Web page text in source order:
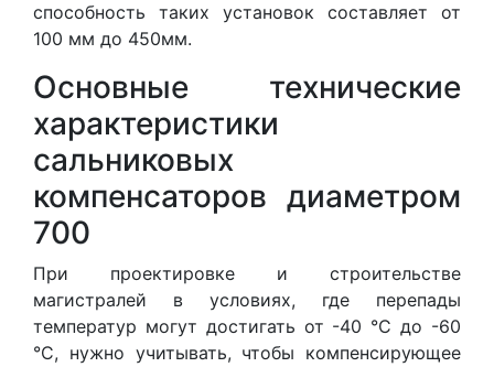
способность таких установок составляет от
100 мм до 450мм.
Основные технические
характеристики
сальниковых
компенсаторов диаметром
700
При проектировке и строительстве
магистралей в условиях, где перепады
температур могут достигать от -40 °С до -60
°С, нужно учитывать, чтобы компенсирующее